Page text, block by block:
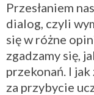
Przesłaniem
dialog, czyli
się w różne
zgadzamy się,
przekonań. I
za przybycie